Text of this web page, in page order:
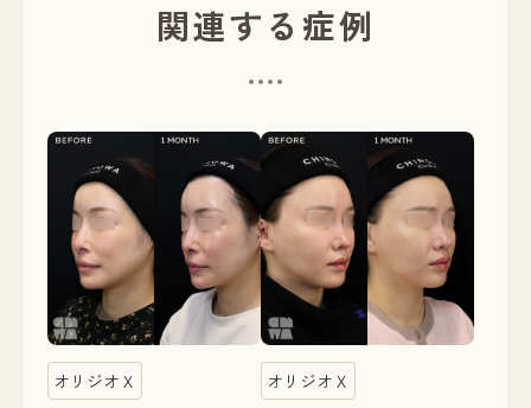
関連する症例
オリジオＸ
オリジオＸ